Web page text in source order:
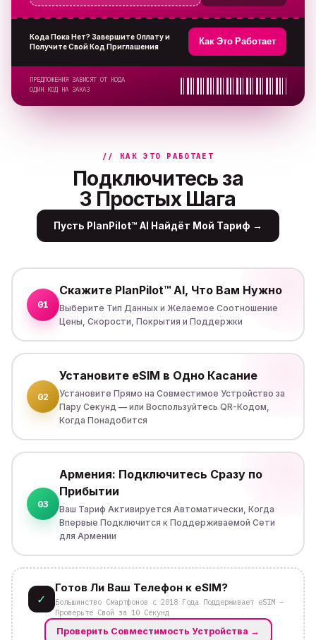
Кода Пока Нет? Завершите Оплату и
Получите Свой Код Приглашения
Как Это Работает
ПРЕДЛОЖЕНИЯ ЗАВИСЯТ ОТ КОДА
ОДИН КОД НА ЗАКАЗ
// КАК ЭТО РАБОТАЕТ
Подключитесь за
3 Простых Шага
Пусть PlanPilot™ AI Найдёт Мой Тариф →
01
Скажите PlanPilot™ AI, Что Вам Нужно
Выберите Тип Данных и Желаемое Соотношение
Цены, Скорости, Покрытия и Поддержки
02
Установите eSIM в Одно Касание
Установите Прямо на Совместимое Устройство за
Пару Секунд — или Воспользуйтесь QR-Кодом,
Когда Понадобится
03
Армения: Подключитесь Сразу по
Прибытии
Ваш Тариф Активируется Автоматически, Когда
Впервые Подключится к Поддерживаемой Сети
для Армении
✓
Готов Ли Ваш Телефон к eSIM?
Большинство Смартфонов с 2018 Года Поддерживает eSIM –
Проверьте Свой за 10 Секунд
Проверить Совместимость Устройства →